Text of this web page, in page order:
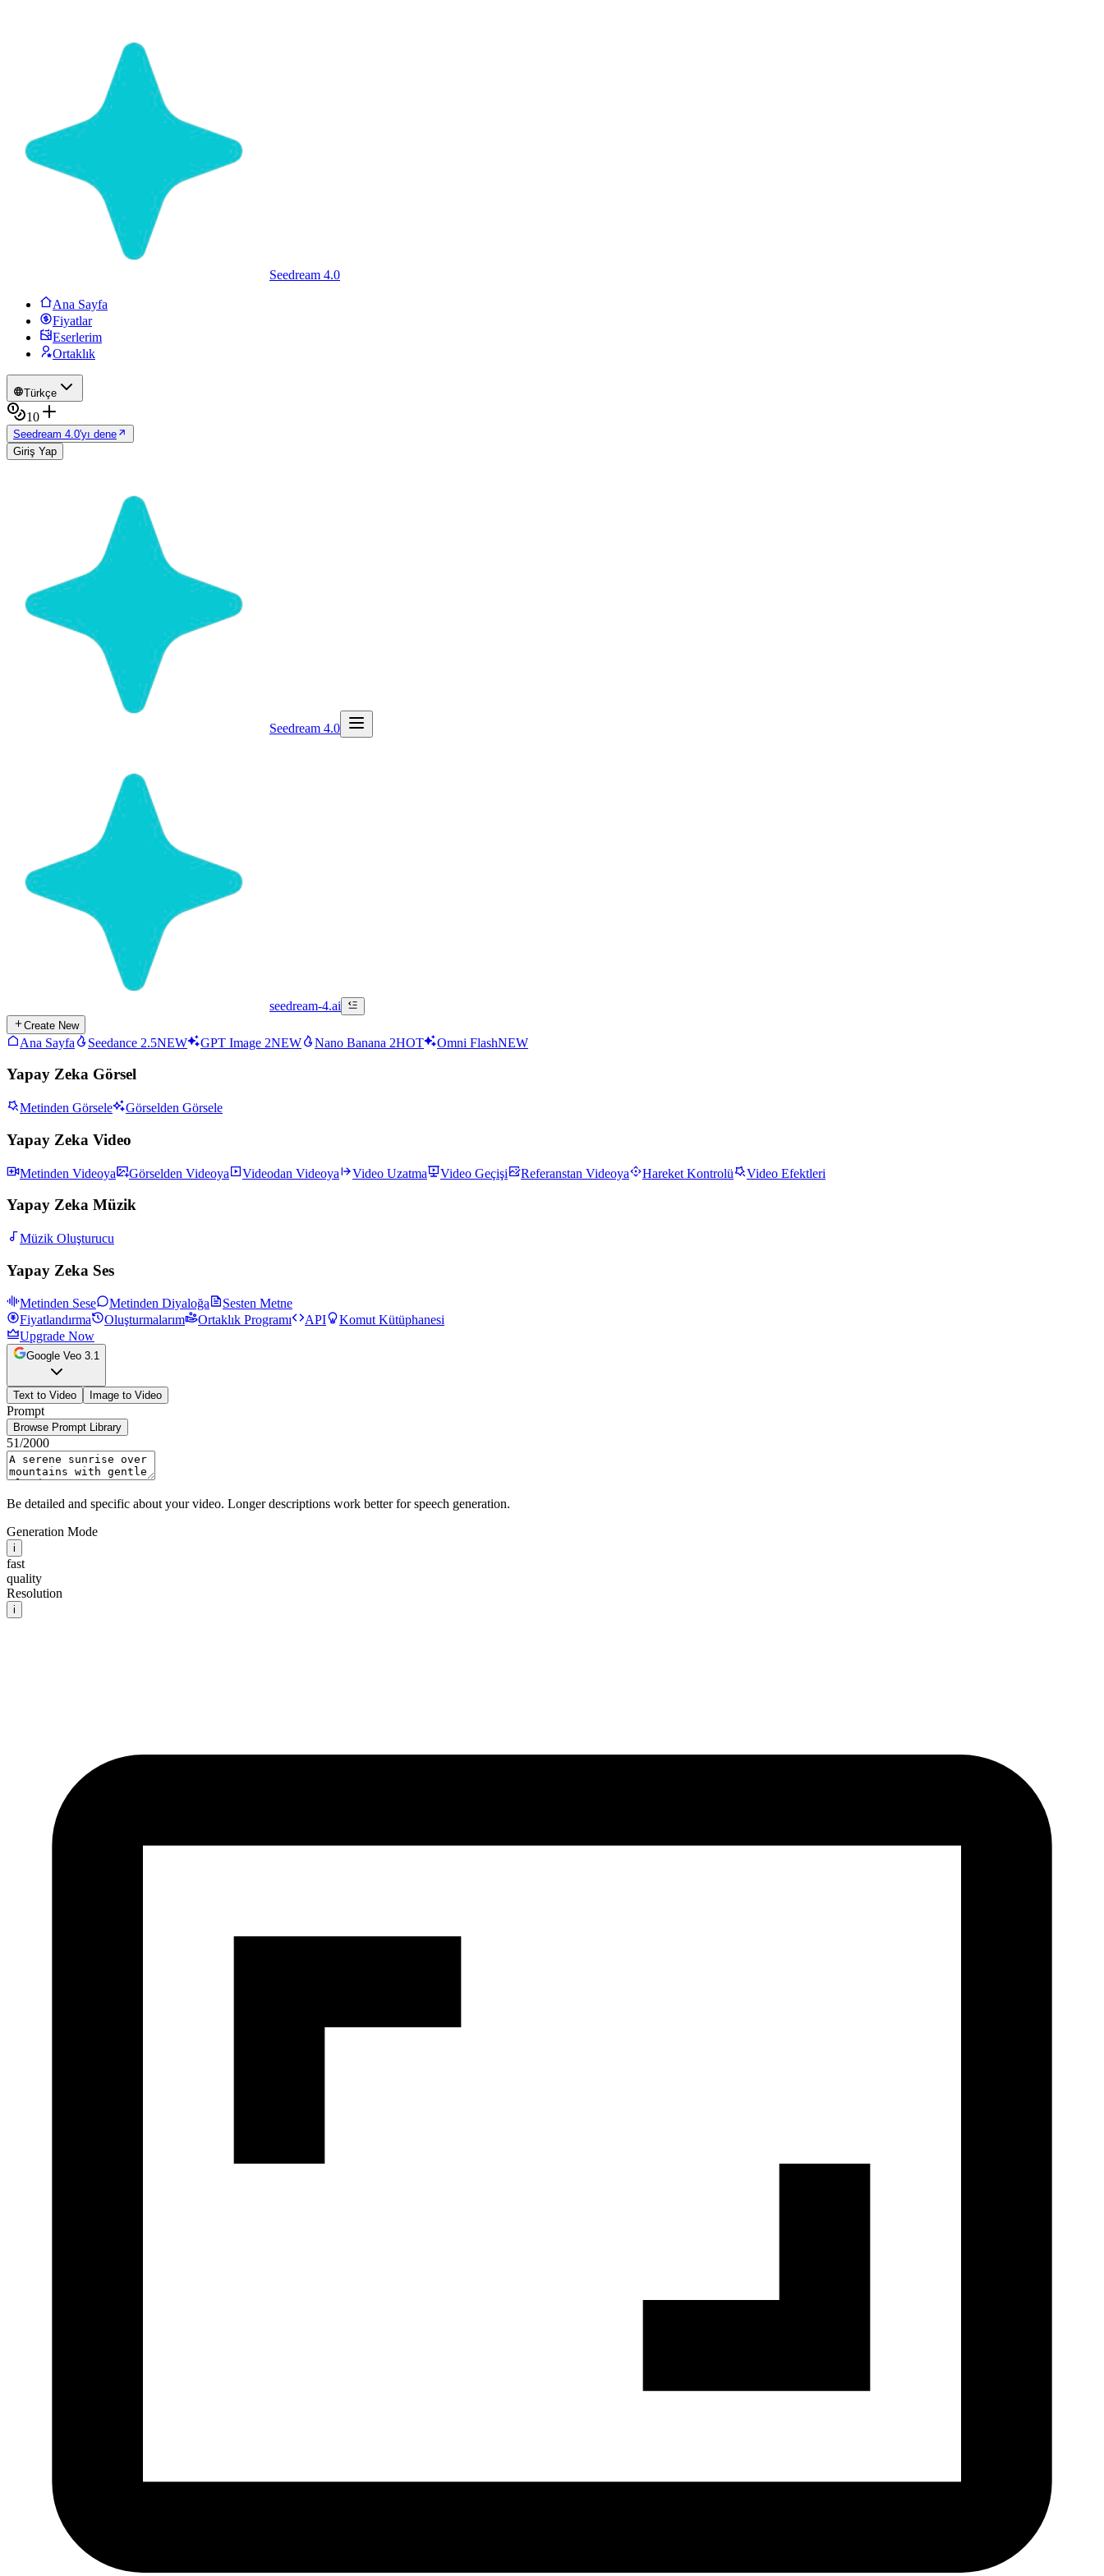
Seedream 4.0
Ana Sayfa
Fiyatlar
Eserlerim
Ortaklık
Türkçe
10
Seedream 4.0'yı dene
Giriş Yap
Seedream 4.0
seedream-4.ai
Create New
Ana Sayfa Seedance 2.5NEW GPT Image 2NEW Nano Banana 2HOT Omni FlashNEW
Yapay Zeka Görsel
Metinden Görsele Görselden Görsele
Yapay Zeka Video
Metinden Videoya Görselden Videoya Videodan Videoya Video Uzatma Video Geçişi Referanstan Videoya Hareket Kontrolü Video Efektleri
Yapay Zeka Müzik
Müzik Oluşturucu
Yapay Zeka Ses
Metinden Sese Metinden Diyaloğa
Sesten Metne
Fiyatlandırma
Oluşturmalarım Ortaklık Programı API
Komut Kütüphanesi
Upgrade Now
Google Veo 3.1
Text to Video Image to Video
Prompt
Browse Prompt Library
51/2000
Be detailed and specific about your video. Longer descriptions work better for speech generation.
Generation Mode
i
fast
quality
Resolution
i